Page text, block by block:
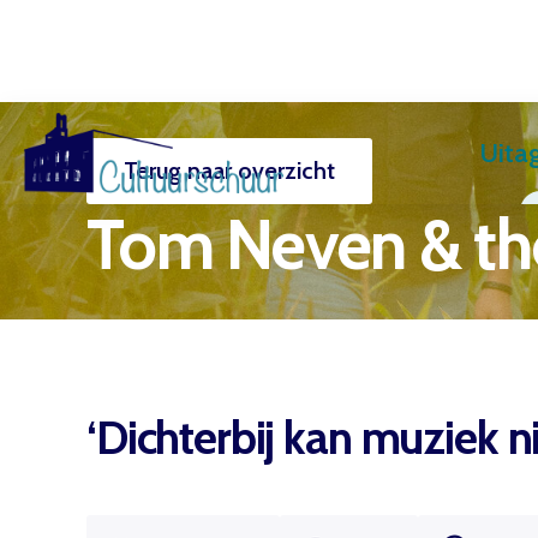
Terug naar overzicht
Tom Neven &
‘Dichterbij kan muziek